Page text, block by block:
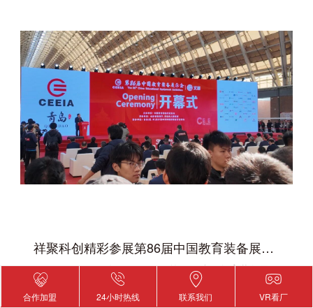
祥聚科创精彩参展第86届中国教育装备展示会，共赴教育科技盛宴！
■■■■■■■■■2025年10月24日，第86届中国教育装备展示
会在青岛世博城国际展览中心隆重开幕！这场规模大、影
响力...
合作加盟 24小时热线 联系我们 VR看厂